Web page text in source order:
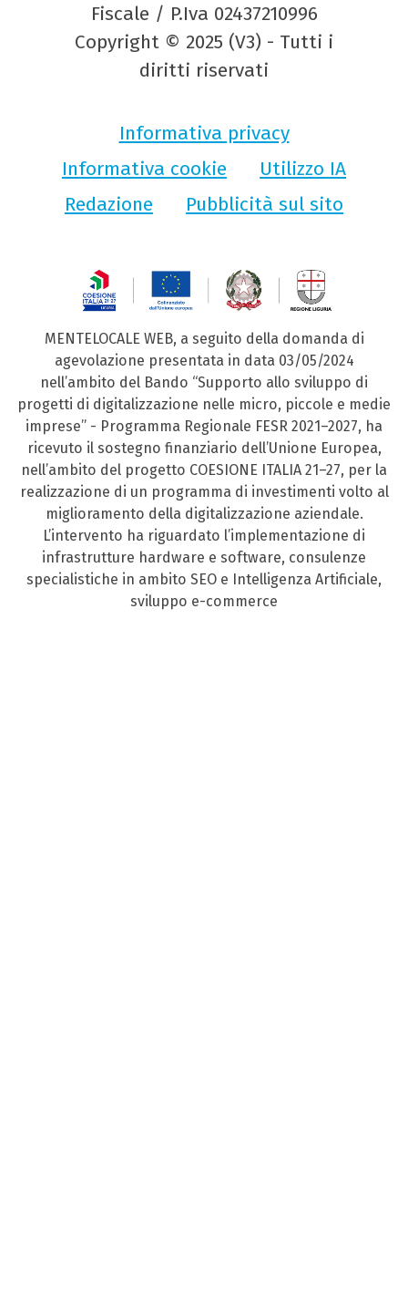
Fiscale / P.Iva 02437210996
Copyright © 2025 (V3) - Tutti i
diritti riservati
Informativa privacy
Informativa cookie
Utilizzo IA
Redazione
Pubblicità sul sito
MENTELOCALE WEB, a seguito della domanda di
agevolazione presentata in data 03/05/2024
nell’ambito del Bando “Supporto allo sviluppo di
progetti di digitalizzazione nelle micro, piccole e medie
imprese” - Programma Regionale FESR 2021–2027, ha
ricevuto il sostegno finanziario dell’Unione Europea,
nell’ambito del progetto COESIONE ITALIA 21–27, per la
realizzazione di un programma di investimenti volto al
miglioramento della digitalizzazione aziendale.
L’intervento ha riguardato l’implementazione di
infrastrutture hardware e software, consulenze
specialistiche in ambito SEO e Intelligenza Artificiale,
sviluppo e-commerce